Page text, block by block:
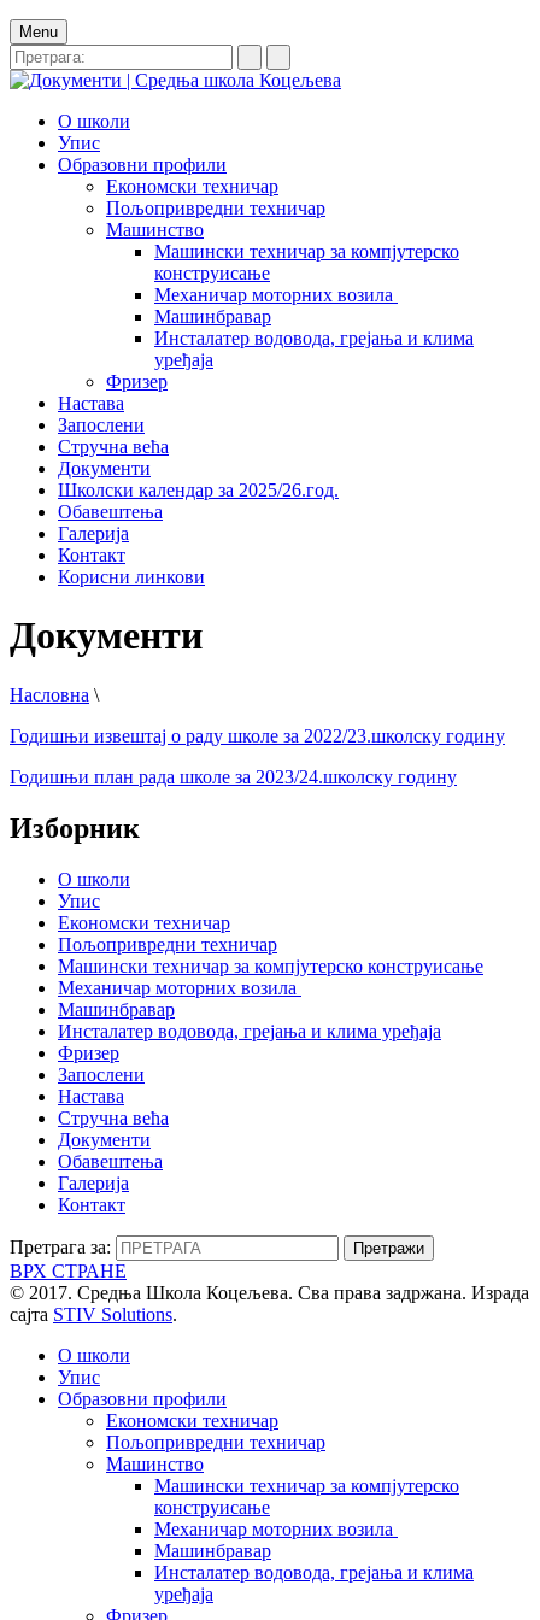
Menu
О школи
Упис
Образовни профили
Економски техничар
Пољопривредни техничар
Машинство
Машински техничар за компјутерско
конструисање
Механичар моторних возила
Машинбравар
Инсталатер водовода, грејања и клима
уређаја
Фризер
Настава
Запослени
Стручна већа
Документи
Школски календар за 2025/26.год.
Обавештења
Галерија
Контакт
Корисни линкови
Документи
Насловна \
Годишњи извештај о раду школе за 2022/23.школску годину
Годишњи план рада школе за 2023/24.школску годину
Изборник
О школи
Упис
Економски техничар
Пољопривредни техничар
Машински техничар за компјутерско конструисање
Механичар моторних возила
Машинбравар
Инсталатер водовода, грејања и клима уређаја
Фризер
Запослени
Настава
Стручна већа
Документи
Обавештења
Галерија
Контакт
Претрага за:
ВРХ СТРАНЕ
© 2017. Средња Школа Коцељева. Сва права задржана. Израда
сајта STIV Solutions.
О школи
Упис
Образовни профили
Економски техничар
Пољопривредни техничар
Машинство
Машински техничар за компјутерско
конструисање
Механичар моторних возила
Машинбравар
Инсталатер водовода, грејања и клима
уређаја
Фризер